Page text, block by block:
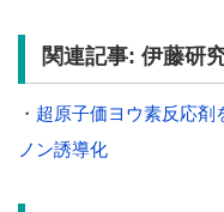
関連記事: 伊藤研
・ 超原子価ヨウ素反応剤
ノン誘導化